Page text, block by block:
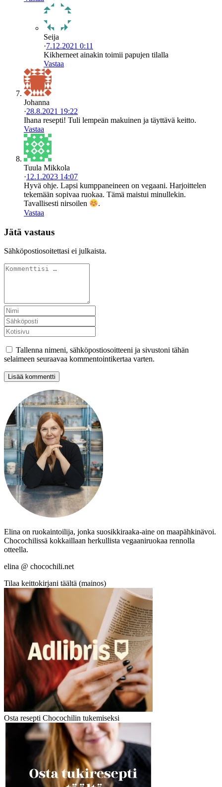
Seija
·7.12.2021 0:11
Kikherneet ainakin toimii papujen tilalla
Vastaa
Johanna
·28.8.2021 19:22
Ihana resepti! Tuli lempeän makuinen ja täyttävä keitto.
Vastaa
Tuula Mikkola
·12.1.2023 14:07
Hyvä ohje. Lapsi kumppaneineen on vegaani. Harjoittelen
tekemään sopivaa ruokaa. Tämä maistui minullekin.
Tavallisesti nirsoilen
.
Vastaa
Jätä vastaus
Sähköpostiosoitettasi ei julkaista.
Tallenna nimeni, sähköpostiosoitteeni ja sivustoni tähän
selaimeen seuraavaa kommentointikertaa varten.
Elina on ruokaintoilija, jonka suosikkiraaka-aine on maapähkinävoi.
Chocochilissä kokkaillaan herkullista vegaaniruokaa rennolla
otteella.
elina @ chocochili.net
Tilaa keittokirjani täältä (mainos)
Osta resepti Chocochilin tukemiseksi